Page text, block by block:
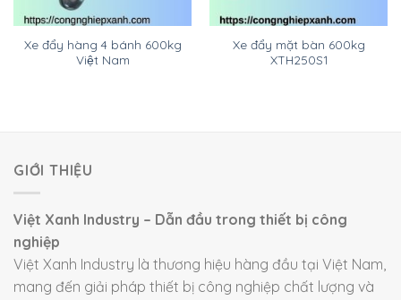
Xe đẩy hàng 4 bánh 600kg
Việt Nam
Xe đẩy mặt bàn 600kg
XTH250S1
GIỚI THIỆU
Việt Xanh Industry – Dẫn đầu trong thiết bị công
nghiệp
Việt Xanh Industry là thương hiệu hàng đầu tại Việt Nam,
mang đến giải pháp thiết bị công nghiệp chất lượng và